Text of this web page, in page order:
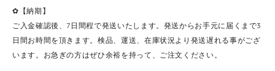
✿【納期】
ご入金確認後、7日間程で発送いたします。発送からお手元に届くまで3
日間お時間を頂きます。検品、運送、在庫状況より発送遅れる事がござ
います。お急ぎの方はぜひ余裕を持って、ご注文ください。